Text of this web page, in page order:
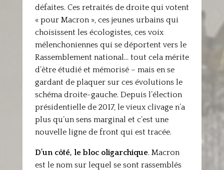
défaites. Ces retraités de droite qui votent
« pour Macron », ces jeunes urbains qui
choisissent les écologistes, ces voix
mélenchoniennes qui se déportent vers le
Rassemblement national… tout cela mérite
d’être étudié et mémorisé – mais en se
gardant de plaquer sur ces évolutions le
schéma droite-gauche. Depuis l’élection
présidentielle de 2017, le vieux clivage n’a
plus qu’un sens marginal et c’est une
nouvelle ligne de front qui est tracée.
D’un côté, le bloc oligarchique. Macron
est le nom sur lequel se sont rassemblés